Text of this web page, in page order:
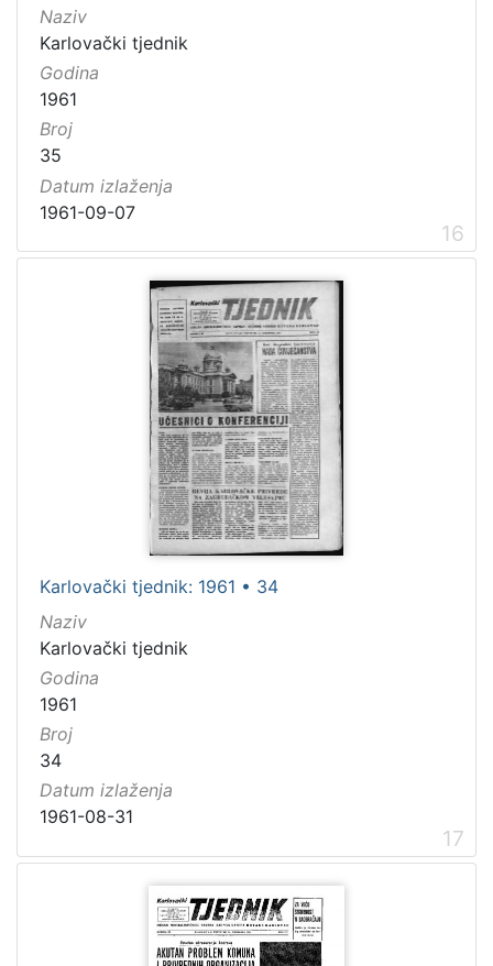
Naziv
Karlovački tjednik
Godina
1961
Broj
35
Datum izlaženja
1961-09-07
16
Karlovački tjednik: 1961 • 34
Naziv
Karlovački tjednik
Godina
1961
Broj
34
Datum izlaženja
1961-08-31
17